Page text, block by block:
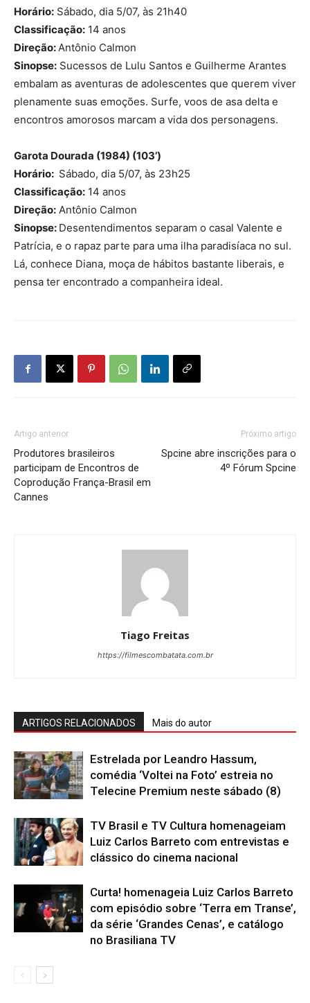
Horário: Sábado, dia 5/07, às 21h40
Classificação: 14 anos
Direção:Antônio Calmon
Sinopse: Sucessos de Lulu Santos e Guilherme Arantes
embalam as aventuras de adolescentes que querem viver
plenamente suas emoções. Surfe, voos de asa delta e
encontros amorosos marcam a vida dos personagens.
Garota Dourada (1984) (103’)
Horário: Sábado, dia 5/07, às 23h25
Classificação: 14 anos
Direção: Antônio Calmon
Sinopse: Desentendimentos separam o casal Valente e
Patrícia, e o rapaz parte para uma ilha paradisíaca no sul.
Lá, conhece Diana, moça de hábitos bastante liberais, e
pensa ter encontrado a companheira ideal.
Artigo anterior
Produtores brasileiros
participam de Encontros de
Coprodução França-Brasil em
Cannes
Próximo artigo
Spcine abre inscrições para o
4º Fórum Spcine
Tiago Freitas
https://filmescombatata.com.br
ARTIGOS RELACIONADOS Mais do autor
Estrelada por Leandro Hassum,
comédia ‘Voltei na Foto’ estreia no
Telecine Premium neste sábado (8)
TV Brasil e TV Cultura homenageiam
Luiz Carlos Barreto com entrevistas e
clássico do cinema nacional
Curta! homenageia Luiz Carlos Barreto
com episódio sobre ‘Terra em Transe’,
da série ‘Grandes Cenas’, e catálogo
no Brasiliana TV